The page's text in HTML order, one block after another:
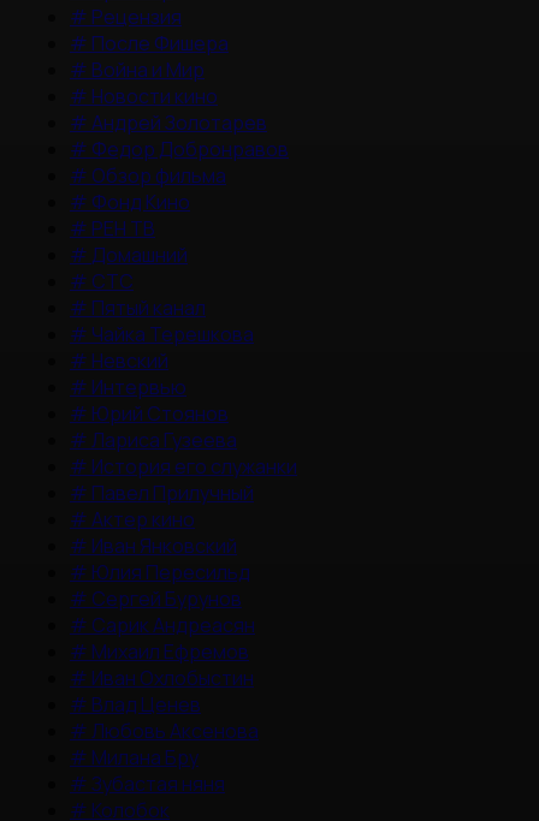
# Рецензия
# После Фишера
# Война и Мир
# Новости кино
#Андрей Золотарев
# Федор Добронравов
# Обзор фильма
# Фонд Кино
# РЕН ТВ
# Домашний
# СТС
# Пятый канал
# Чайка Терешкова
# Невский
# Интервью
# Юрий Стоянов
#Лариса Гузеева
# История его служанки
# Павел Прилучный
#Актер кино
# Иван Янковский
# Юлия Пересильд
# Сергей Бурунов
# Сарик Андреасян
# Михаил Ефремов
# Иван Охлобыстин
# Влад Ценев
#Любовь Аксенова
# Милана Бру
#Зубастая няня
# Колобок